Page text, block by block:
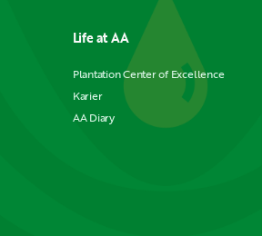
Life at AA
Plantation Center of Excellence
Karier
AA Diary